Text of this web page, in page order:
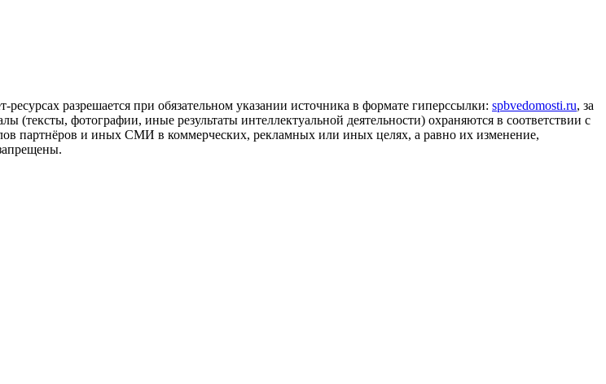
разрешается при обязательном указании источника в формате гиперссылки: spbvedomosti.ru, за
(тексты, фотографии, иные результаты интеллектуальной деятельности) охраняются в соответствии с
партнёров и иных СМИ в коммерческих, рекламных или иных целях, а равно их изменение,